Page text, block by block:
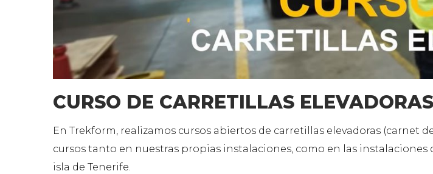
CURSO DE CARRETILLAS
En Trekform, realizamos cursos abiertos de carretillas elevadoras (carnet
cursos tanto en nuestras propias instalaciones, como en las
isla de Tenerife.